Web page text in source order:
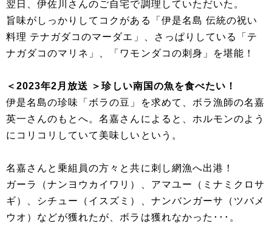
翌日、伊佐川さんのご自宅で調理していただいた。
旨味がしっかりしてコクがある「伊是名島 伝統の祝い
料理 テナガダコのマーダエ」、さっぱりしている「テ
ナガダコのマリネ」、「ワモンダコの刺身」を堪能！
＜2023年2月放送 ＞珍しい南国の魚を食べたい！
伊是名島の珍味「ボラの豆」を求めて、ボラ漁師の名嘉
英一さんのもとへ。名嘉さんによると、ホルモンのよう
にコリコリしていて美味しいという。
名嘉さんと乗組員の方々と共に刺し網漁へ出港！
ガーラ（ナンヨウカイワリ）、アマユー（ミナミクロサ
ギ）、シチュー（イスズミ）、ナンバンガーサ（ツバメ
ウオ）などが獲れたが、ボラは獲れなかった･･･。